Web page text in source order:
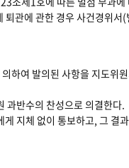
퇴관에 관한 경우 사건경위서(
하여 발의된 사항을 지도위
반수의 찬성으로 의결한다.
지체 없이 통보하고, 그 결